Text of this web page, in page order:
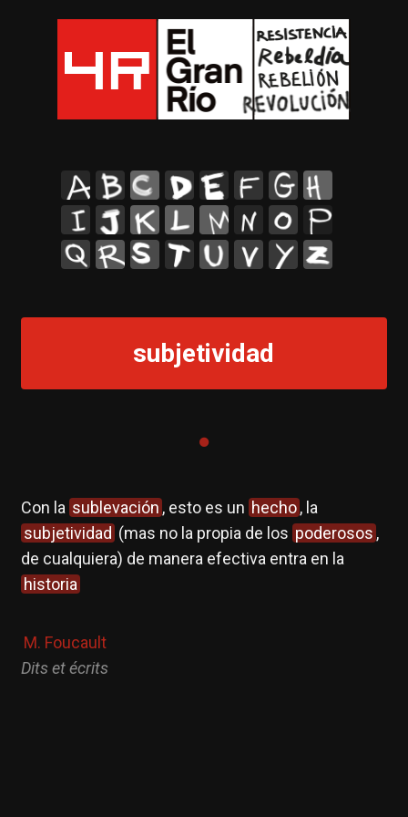
A B C D E F G
H
I
J K L M N O
P
subjetividad
Con la sublevación , esto es un hecho , la
subjetividad (mas no la propia de los poderosos ,
de cualquiera) de manera efectiva entra en la
historia
M. Foucault
Dits et écrits